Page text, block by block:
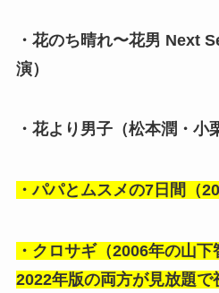
・花のち晴れ〜花男 Next
演）
・花より男子（松本潤・小
・パパとムスメの7日間（
・クロサギ（2006年の山
2022年版の両方が見放題で